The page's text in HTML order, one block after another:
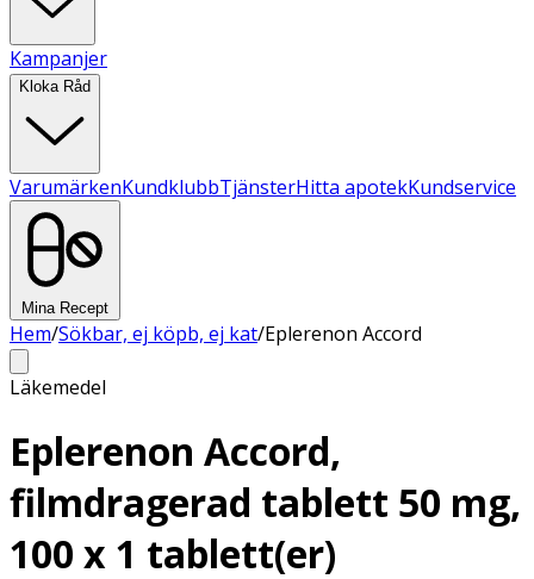
Kampanjer
Kloka Råd
VarumärkenKundklubbTjänsterHitta apotekKundservice
Mina Recept
Hem/Sökbar, ej köpb, ej kat/Eplerenon Accord
Läkemedel
Eplerenon Accord,
filmdragerad tablett 50 mg,
100 x 1 tablett(er)